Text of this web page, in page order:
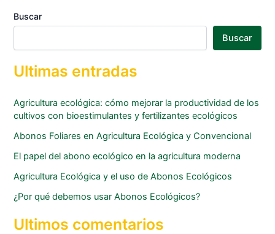
Buscar
Buscar
Ultimas entradas
Agricultura ecológica: cómo mejorar la productividad de los
cultivos con bioestimulantes y fertilizantes ecológicos
Abonos Foliares en Agricultura Ecológica y Convencional
El papel del abono ecológico en la agricultura moderna
Agricultura Ecológica y el uso de Abonos Ecológicos
¿Por qué debemos usar Abonos Ecológicos?
Ultimos comentarios